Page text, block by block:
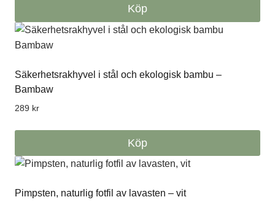
Köp
Den
här
har
flera
varianter.
kan
på
Säkerhetsrakhyvel i stål och ekologisk bambu –
Bambaw
289 kr
Köp
Pimpsten, naturlig fotfil av lavasten – vit